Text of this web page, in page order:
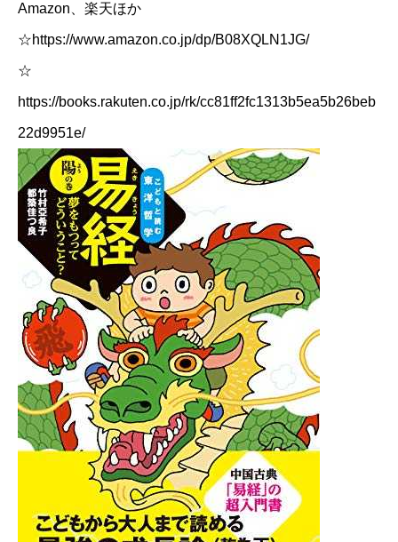
Amazon、楽天ほか
☆​https://www.amazon.co.jp/dp/B08XQLN1JG/
☆​
https://books.rakuten.co.jp/rk/cc81ff2fc1313b5ea5b26beb
22d9951e/